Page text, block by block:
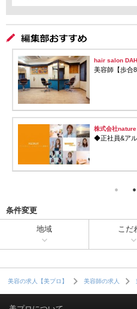
安心のサロン募集！
株式会社5through
週１〜勤務もOK！美容師
Rest Door株式会社
週3～・パートのスタイリスト・美容師
条件変更
地域 こだ
美容の求人【美プロ】 美容師の求人